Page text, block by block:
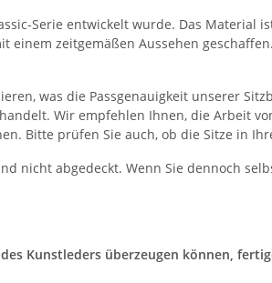
Serie entwickelt wurde. Das
zeitgemäßen Aussehen
was die Passgenauigkeit unserer
Wir empfehlen Ihnen, die Arbeit
Bitte prüfen Sie auch, ob die Sitze in
nicht abgedeckt. Wenn Sie dennoch
Kunstleders überzeugen können,